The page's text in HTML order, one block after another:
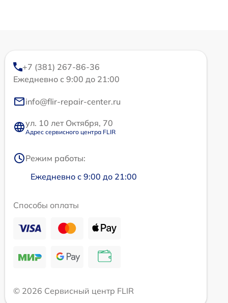
+7 (381) 267-86-36
Ежедневно с 9:00 до 21:00
info@flir-repair-center.ru
ул. 10 лет Октября, 70
Адрес сервисного центра FLIR
Режим работы:
Ежедневно с 9:00 до 21:00
Способы оплаты
© 2026 Сервисный центр FLIR